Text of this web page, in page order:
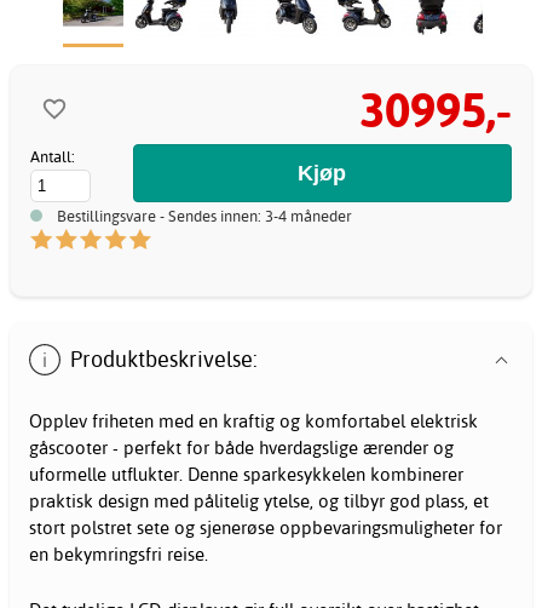
30995,-
Antall:
Bestillingsvare - Sendes innen: 3-4 måneder
Produktbeskrivelse:
Opplev friheten med en kraftig og komfortabel elektrisk
gåscooter - perfekt for både hverdagslige ærender og
uformelle utflukter. Denne sparkesykkelen kombinerer
praktisk design med pålitelig ytelse, og tilbyr god plass, et
stort polstret sete og sjenerøse oppbevaringsmuligheter for
en bekymringsfri reise.